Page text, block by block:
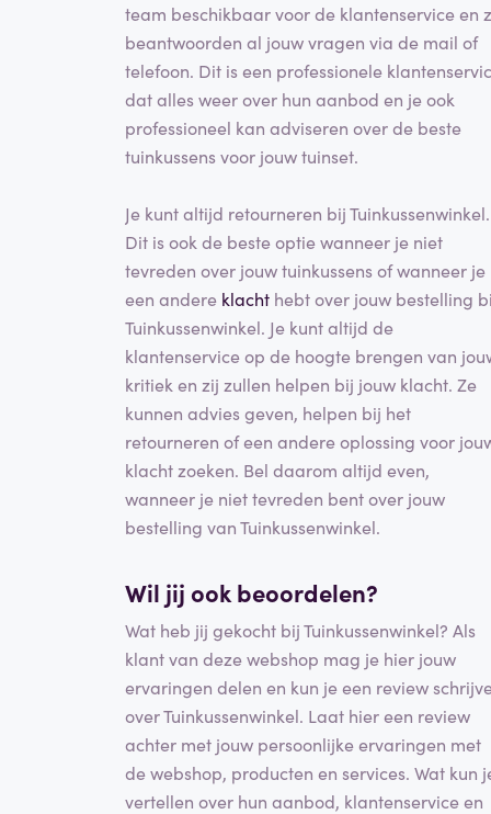
team beschikbaar voor de klantenservice en
beantwoorden al jouw vragen via de mail of
telefoon. Dit is een professionele
dat alles weer over hun aanbod en je ook
professioneel kan adviseren over de beste
tuinkussens voor jouw tuinset.
Je kunt altijd retourneren bij Tuinkussenwinkel.
Dit is ook de beste optie wanneer je niet
tevreden over jouw tuinkussens of wanneer je
een andere klacht hebt over jouw bestelling
Tuinkussenwinkel. Je kunt altijd de
klantenservice op de hoogte brengen van
kritiek en zij zullen helpen bij jouw klacht. Ze
kunnen advies geven, helpen bij het
retourneren of een andere oplossing voor
klacht zoeken. Bel daarom altijd even,
wanneer je niet tevreden bent over jouw
bestelling van Tuinkussenwinkel.
Wil jij ook beoordelen?
Wat heb jij gekocht bij Tuinkussenwinkel? Als
klant van deze webshop mag je hier jouw
ervaringen delen en kun je een review
over Tuinkussenwinkel. Laat hier een review
achter met jouw persoonlijke ervaringen met
de webshop, producten en services. Wat kun
vertellen over hun aanbod, klantenservice en